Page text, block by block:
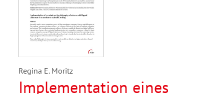
Regina E. Moritz
Implementation eines